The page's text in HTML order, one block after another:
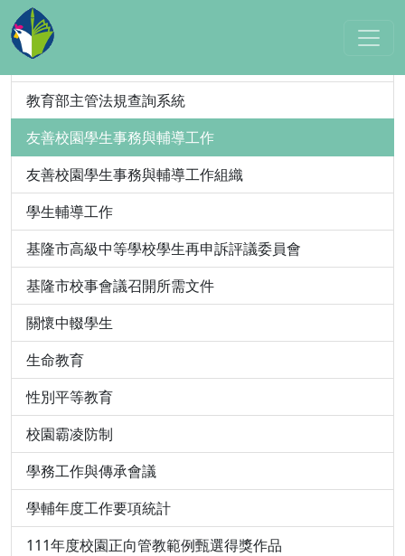
教育法規/教育部
教育主管法規
教育部主管法規查詢系統
友善校園學生事務與輔導工作
友善校園學生事務與輔導工作組織
學生輔導工作
基隆市高級中等學校學生再申訴評議委員會
基隆市校事會議召開所需文件
關懷中輟學生
生命教育
性別平等教育
校園霸凌防制
學務工作與傳承會議
學輔年度工作要項統計
111年度校園正向管教範例甄選得獎作品